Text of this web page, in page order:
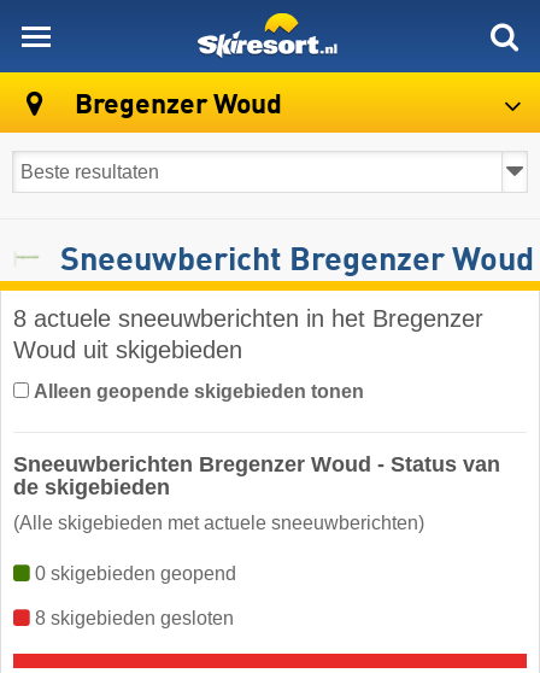
Bregenzer Woud
Sneeuwbericht Bregenzer Woud
8 actuele sneeuwberichten in het Bregenzer
Woud uit skigebieden
Alleen geopende skigebieden tonen
Sneeuwberichten Bregenzer Woud - Status van
de skigebieden
(Alle skigebieden met actuele sneeuwberichten)
0 skigebieden geopend
8 skigebieden gesloten